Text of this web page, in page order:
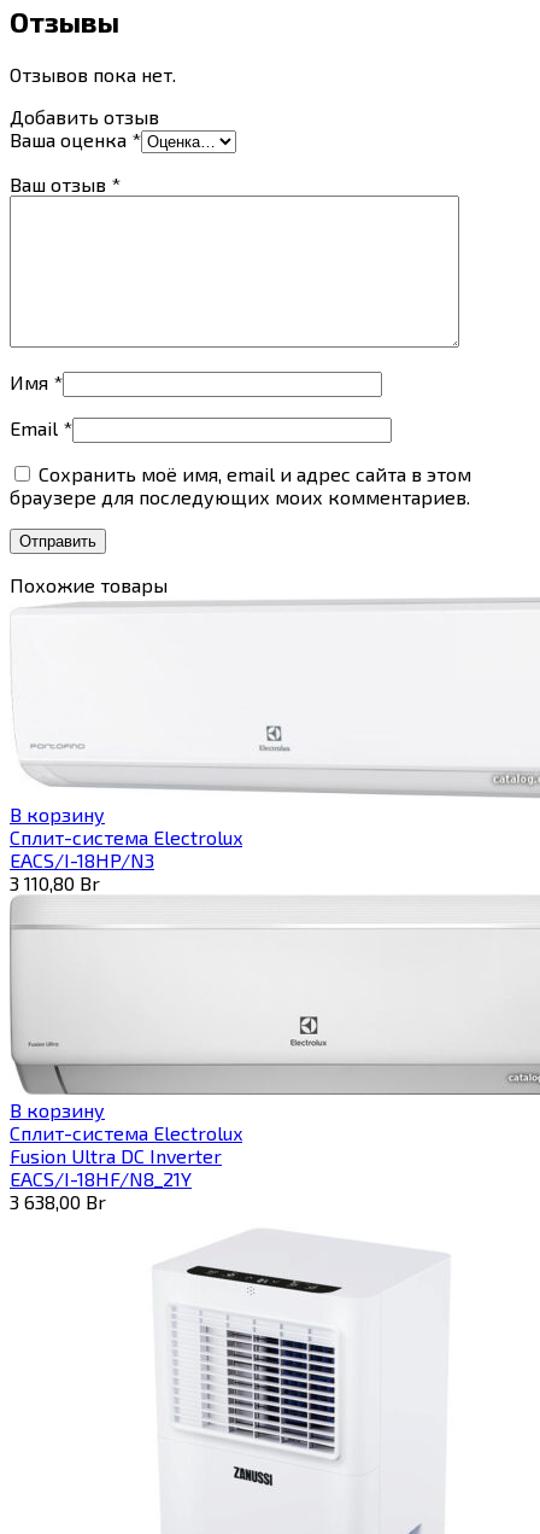
Отзывы
Отзывов пока нет.
Добавить отзыв
Ваша оценка *
Ваш отзыв *
Имя *
Email *
Сохранить моё имя, email и адрес сайта в этом
браузере для последующих моих комментариев.
Похожие товары
В корзину
Сплит-система Electrolux
EACS/I-18HP/N3
3 110,80 Br
В корзину
Сплит-система Electrolux
Fusion Ultra DC Inverter
EACS/I-18HF/N8_21Y
3 638,00 Br